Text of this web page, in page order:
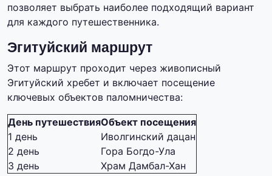
позволяет выбрать наиболее подходящий вариант
для каждого путешественника.
Эгитуйский маршрут
Этот маршрут проходит через живописный
Эгитуйский хребет и включает посещение
ключевых объектов паломничества:
День путешествияОбъект посещения
1 день
Иволгинский дацан
2 день
Гора Богдо-Ула
3 день
Храм Дамбал-Хан